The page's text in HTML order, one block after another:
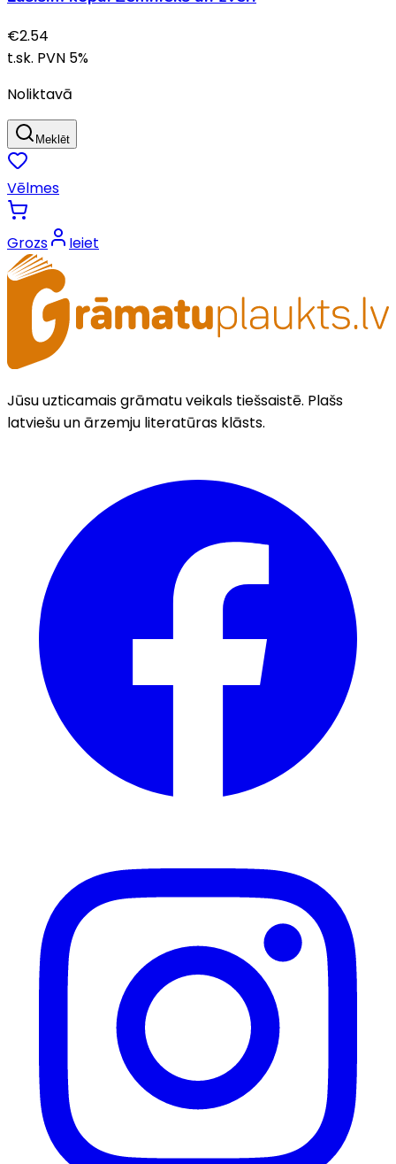
€2.54
t.sk. PVN 5%
Noliktavā
Meklēt
Vēlmes
Grozs Ieiet
Jūsu uzticamais grāmatu veikals tiešsaistē. Plašs
latviešu un ārzemju literatūras klāsts.